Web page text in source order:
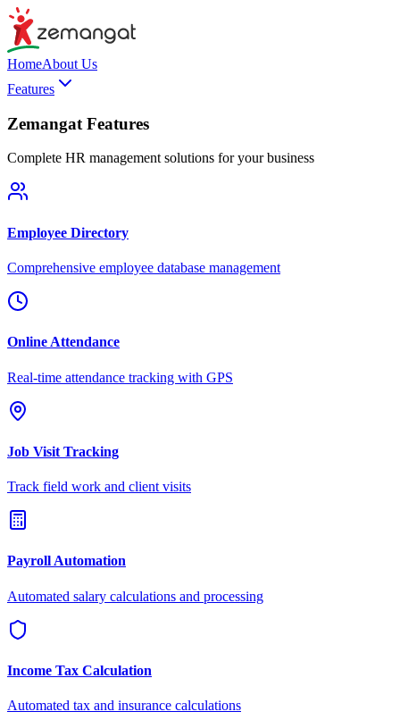
HomeAbout Us
Features
Zemangat Features
Complete HR management solutions for your business
Employee Directory
Comprehensive employee database management
Online Attendance
Real-time attendance tracking with GPS
Job Visit Tracking
Track field work and client visits
Payroll Automation
Automated salary calculations and processing
Income Tax Calculation
Automated tax and insurance calculations